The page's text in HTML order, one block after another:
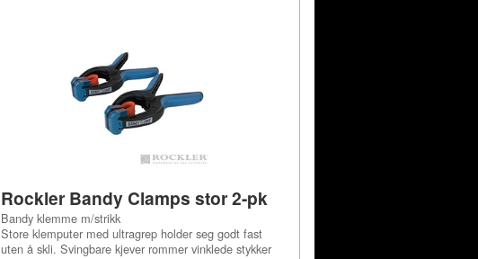
Rockler Bandy Clamps stor 2-pk
Bandy klemme m/strikk
Store klemputer med ultragrep holder seg godt fast
uten å skli. Svingbare kjever rommer vinklede stykker